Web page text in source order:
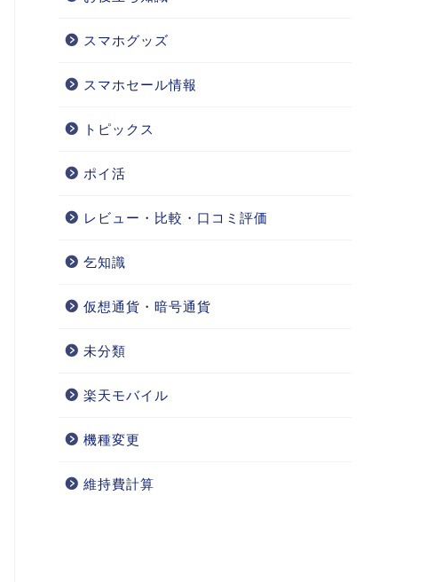
スマホグッズ
スマホセール情報
トピックス
ポイ活
レビュー・比較・口コミ評価
乞知識
仮想通貨・暗号通貨
未分類
楽天モバイル
機種変更
維持費計算